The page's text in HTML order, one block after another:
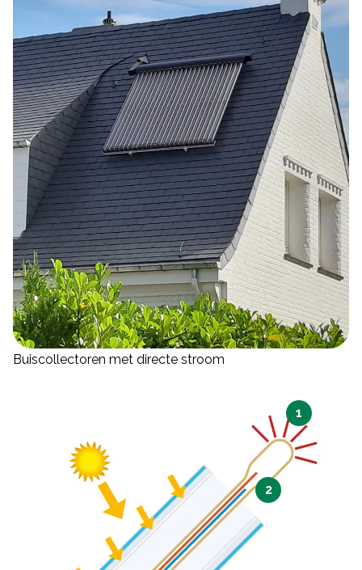
Buiscollectoren met directe stroom
1
2